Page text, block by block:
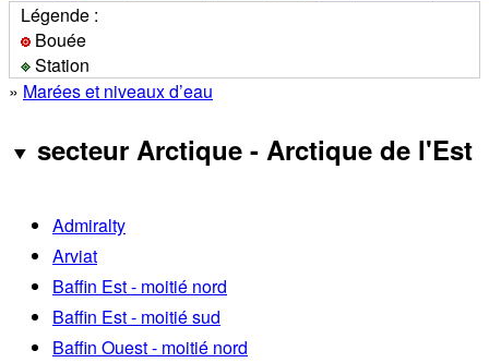
Légende :
Bouée
Station
» Marées et niveaux d’eau
secteur Arctique - Arctique de l'Est
Admiralty
Arviat
Baffin Est - moitié nord
Baffin Est - moitié sud
Baffin Ouest - moitié nord